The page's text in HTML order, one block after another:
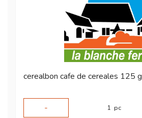
cerealbon cafe de cereales 125 g
-
1 pc